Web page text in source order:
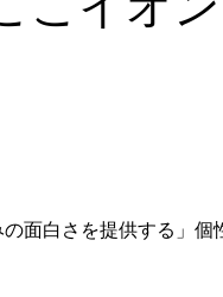
の面白さを提供する」